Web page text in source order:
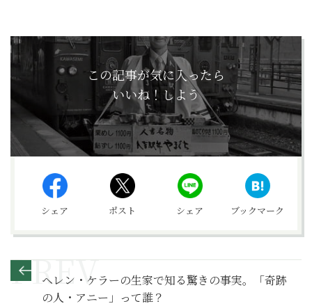
この記事が気に入ったら
いいね！しよう
シェア ポスト シェア ブックマーク
ヘレン・ケラーの生家で知る驚きの事実。「奇跡
の人・アニー」って誰？